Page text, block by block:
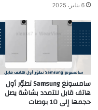
6 يناير، 2025
سامسونغ Samsung تطوّر أول
هاتف قابل للتمدد بشاشة يصل
حجمها إلى 10 بوصات